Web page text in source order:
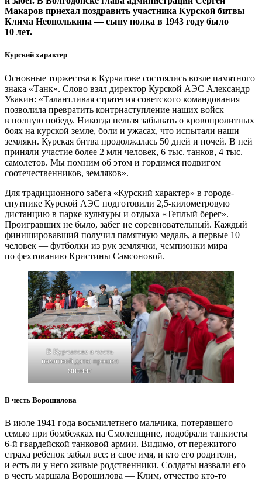
Макаров приехал поздравить участника Курской битвы
Клима Неополькина — ​сыну полка в 1943 году было
10 лет.
Курский характер
Основные торжества в Курчатове состоялись возле памятного
знака «Танк». Слово взял директор Курской АЭС Александр
Увакин: «Талантливая стратегия советского командования
позволила превратить контрнаступление наших вой­ск
в полную победу. Никогда нельзя забывать о кровопролитных
боях на курской земле, боли и ужасах, что испытали наши
земляки. Курская битва продолжалась 50 дней и ночей. В ней
приняли участие более 2 млн человек, 6 тыс. танков, 4 тыс.
самолетов. Мы помним об этом и гордимся подвигом
соотечественников, земляков».
Для традиционного забега «Курский характер» в городе-
спутнике Курской АЭС подготовили 2,5‑километровую
дистанцию в парке культуры и отдыха «Теплый берег».
Проигравших не было, забег не соревновательный. Каждый
финишировавший получил памятную медаль, а первые 10
человек — ​футболки из рук землячки, чемпионки мира
по фехтованию Кристины Самсоновой.
В Курчатове в честь
памятной даты прошел
митинг
В честь Ворошилова
В июле 1941 года восьмилетнего мальчика, потерявшего
семью при бомбежках на Смоленщине, подобрали танкисты
6‑й гвардейской танковой армии. Видимо, от пережитого
страха ребенок забыл все: и свое имя, и кто его родители,
и есть ли у него живые родственники. Солдаты назвали его
в честь маршала Ворошилова — ​Клим, отчество кто-то